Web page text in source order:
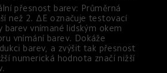
přesnost barev: Průměrná
než 2. ΔE označuje testovací
barev vnímané lidským okem
vnímání barev. Dokáže
barev, a zvýšit tak přesnost
numerická hodnota značí nižší